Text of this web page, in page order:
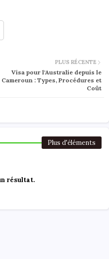
PLUS RÉCENTE
Visa pour l'Australie depuis le
Cameroun : Types, Procédures et
Coût
Plus d'éléments
résultat.